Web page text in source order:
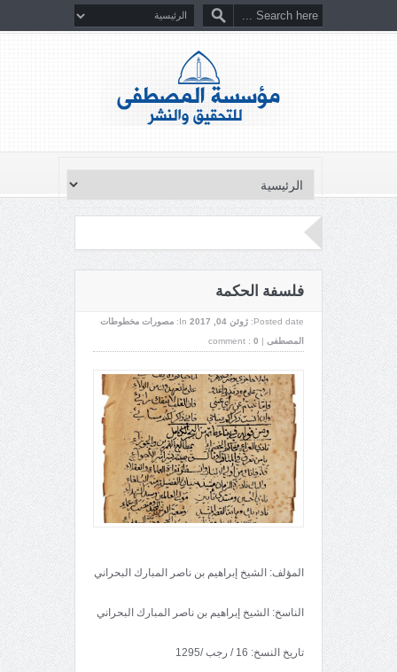
فلسفة الحكمة
Posted date: ژوئن 04, 2017 In:
مصورات مخطوطات
المصطفى |
comment : 0
المؤلف: الشيخ إبراهيم بن ناصر المبارك البحراني
الناسخ: الشيخ إبراهيم بن ناصر المبارك البحراني
تاريخ النسخ: 16 / رجب /1295